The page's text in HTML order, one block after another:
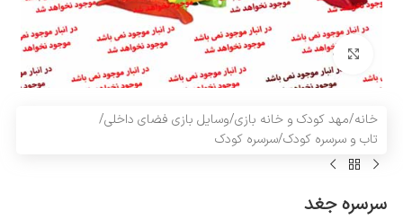
بزرگنمایی تصویر
خانه/مهد کودک و خانه بازی/وسایل بازی فضای داخلی/
تاب و سرسره کودک/سرسره کودک
سرسره جغد